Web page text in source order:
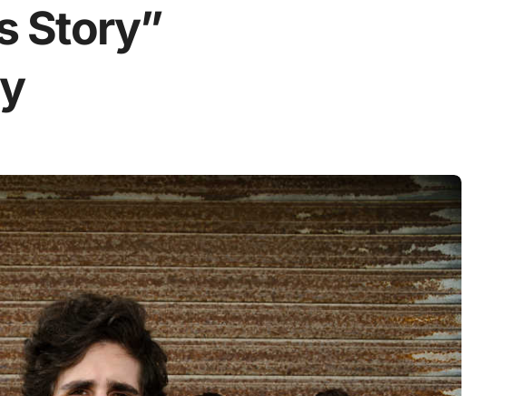
Story”